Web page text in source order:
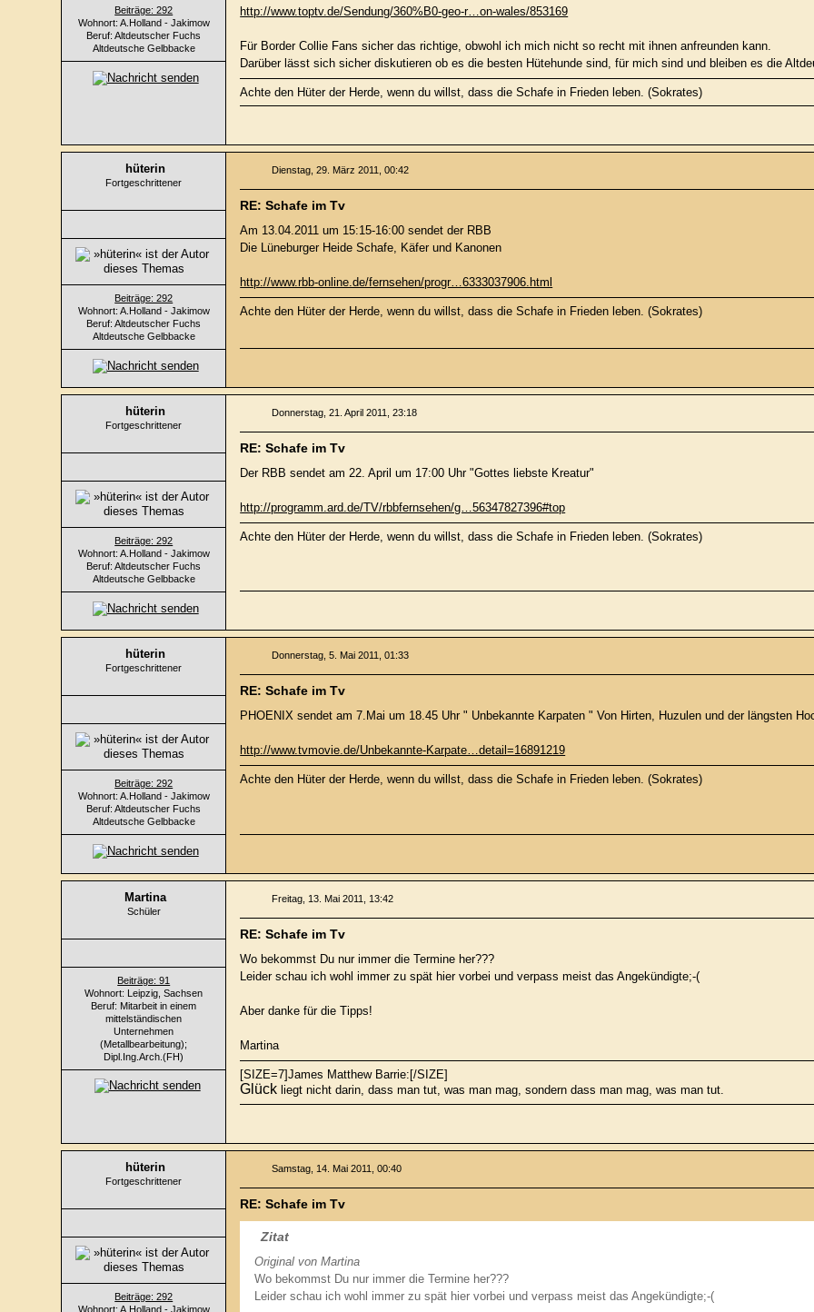
Beiträge: 292
Wohnort: A.Holland - Jakimow
Beruf: Altdeutscher Fuchs
Altdeutsche Gelbbacke
http://www.toptv.de/Sendung/360%B0-geo-r…on-wales/853169
Für Border Collie Fans sicher das richtige, obwohl ich mich nicht so recht mit ihnen anfreunden kann.
Darüber lässt sich sicher diskutieren ob es die besten Hütehunde sind, für mich sind und bleiben es die
Achte den Hüter der Herde, wenn du willst, dass die Schafe in Frieden leben. (Sokrates)
hüterin
Fortgeschrittener
Beiträge: 292
Wohnort: A.Holland - Jakimow
Beruf: Altdeutscher Fuchs
Altdeutsche Gelbbacke
Dienstag, 29. März 2011, 00:42
RE: Schafe im Tv
Am 13.04.2011 um 15:15-16:00 sendet der RBB
Die Lüneburger Heide Schafe, Käfer und Kanonen
http://www.rbb-online.de/fernsehen/progr…6333037906.html
Achte den Hüter der Herde, wenn du willst, dass die Schafe in Frieden leben. (Sokrates)
hüterin
Fortgeschrittener
Beiträge: 292
Wohnort: A.Holland - Jakimow
Beruf: Altdeutscher Fuchs
Altdeutsche Gelbbacke
Donnerstag, 21. April 2011, 23:18
RE: Schafe im Tv
Der RBB sendet am 22. April um 17:00 Uhr "Gottes liebste Kreatur"
http://programm.ard.de/TV/rbbfernsehen/g…56347827396#top
Achte den Hüter der Herde, wenn du willst, dass die Schafe in Frieden leben. (Sokrates)
hüterin
Fortgeschrittener
Beiträge: 292
Wohnort: A.Holland - Jakimow
Beruf: Altdeutscher Fuchs
Altdeutsche Gelbbacke
Donnerstag, 5. Mai 2011, 01:33
RE: Schafe im Tv
PHOENIX sendet am 7.Mai um 18.45 Uhr " Unbekannte Karpaten " Von Hirten, Huzulen und der längsten
http://www.tvmovie.de/Unbekannte-Karpate…detail=16891219
Achte den Hüter der Herde, wenn du willst, dass die Schafe in Frieden leben. (Sokrates)
Martina
Schüler
Beiträge: 91
Wohnort: Leipzig, Sachsen
Beruf: Mitarbeit in einem
mittelständischen
Unternehmen
(Metallbearbeitung);
Dipl.Ing.Arch.(FH)
Freitag, 13. Mai 2011, 13:42
RE: Schafe im Tv
Wo bekommst Du nur immer die Termine her???
Leider schau ich wohl immer zu spät hier vorbei und verpass meist das Angekündigte;-(
Aber danke für die Tipps!
Martina
[SIZE=7]James Matthew Barrie:[/SIZE]
Glück liegt nicht darin, dass man tut, was man mag, sondern dass man mag, was man tut.
hüterin
Fortgeschrittener
Beiträge: 292
Wohnort: A.Holland - Jakimow
Samstag, 14. Mai 2011, 00:40
RE: Schafe im Tv
Zitat
Original von Martina
Wo bekommst Du nur immer die Termine her???
Leider schau ich wohl immer zu spät hier vorbei und verpass meist das Angekündigte;-(